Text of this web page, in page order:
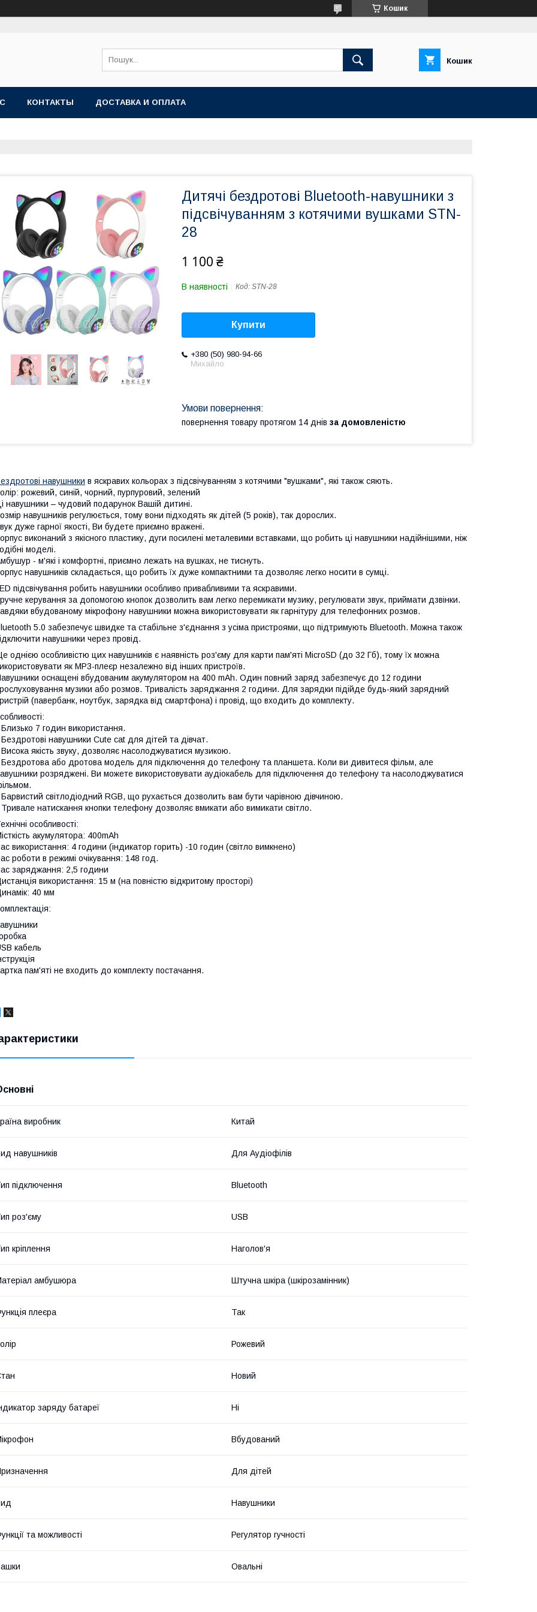
Кошик
Кошик
КОНТАКТЫ ДОСТАВКА И ОПЛАТА
Дитячі бездротові Bluetooth-навушники з
підсвічуванням з котячими вушками STN-
28
1 100 ₴
В наявності Код: STN-28
Купити
+380 (50) 980-94-66
Михайло
повернення товару протягом 14 днів за домовленістю
навушники в яскравих кольорах з підсвічуванням з котячими "вушками", які також сяють.
рожевий, синій, чорний, пурпуровий, зелений
навушники – чудовий подарунок Вашій дитині.
навушників регулюється, тому вони підходять як дітей (5 років), так дорослих.
дуже гарної якості, Ви будете приємно вражені.
виконаний з якісного пластику, дуги посилені металевими вставками, що робить ці навушники надійнішими, ніж
моделі.
- м'які і комфортні, приємно лежать на вушках, не тиснуть.
навушників складається, що робить їх дуже компактними та дозволяє легко носити в сумці.
підсвічування робить навушники особливо привабливими та яскравими.
керування за допомогою кнопок дозволить вам легко перемикати музику, регулювати звук, приймати дзвінки.
вбудованому мікрофону навушники можна використовувати як гарнітуру для телефонних розмов.
5.0 забезпечує швидке та стабільне з'єднання з усіма пристроями, що підтримують Bluetooth. Можна також
навушники через провід.
однією особливістю цих навушників є наявність роз'єму для карти пам'яті MicroSD (до 32 Гб), тому їх можна
як MP3-плеєр незалежно від інших пристроїв.
оснащені вбудованим акумулятором на 400 mAh. Один повний заряд забезпечує до 12 години
музики або розмов. Тривалість заряджання 2 години. Для зарядки підійде будь-який зарядний
(павербанк, ноутбук, зарядка від смартфона) і провід, що входить до комплекту.
7 годин використання.
навушники Cute cat для дітей та дівчат.
якість звуку, дозволяє насолоджуватися музикою.
або дротова модель для підключення до телефону та планшета. Коли ви дивитеся фільм, але
розряджені. Ви можете використовувати аудіокабель для підключення до телефону та насолоджуватися
світлодіодний RGB, що рухається дозволить вам бути чарівною дівчиною.
натискання кнопки телефону дозволяє вмикати або вимикати світло.
особливості:
акумулятора: 400mAh
використання: 4 години (індикатор горить) -10 годин (світло вимкнено)
роботи в режимі очікування: 148 год.
заряджання: 2,5 години
використання: 15 м (на повністю відкритому просторі)
40 мм
кабель
пам'яті не входить до комплекту постачання.
виробник Китай
навушників Для Аудіофілів
підключення Bluetooth
роз'єму USB
кріплення Наголов'я
амбушюра Штучна шкіра (шкірозамінник)
плеєра Так
Рожевий
Новий
заряду батареї Ні
Вбудований
Для дітей
Навушники
та можливості Регулятор гучності
Овальні